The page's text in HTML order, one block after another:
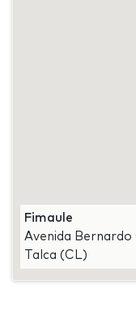
Fimaule
Avenida
Talca (CL)